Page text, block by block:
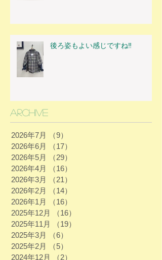
後ろ姿もよい感じですね‼
Archive
2026年7月 （9）
2026年6月
（17）
2026年5月
（29）
2026年4月
（16）
2026年3月
（21）
2026年2月
（14）
2026年1月
（16）
2025年12月
（16）
2025年11月
（19）
2025年3月
（6）
2025年2月
（5）
2024年12月
（2）